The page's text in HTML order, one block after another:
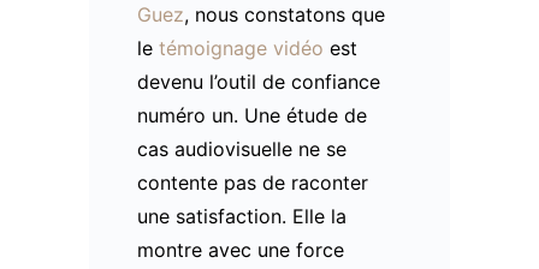
Guez, nous constatons que
le témoignage vidéo est
devenu l’outil de confiance
numéro un. Une étude de
cas audiovisuelle ne se
contente pas de raconter
une satisfaction. Elle la
montre avec une force